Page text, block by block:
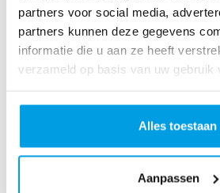
partners voor social media,
partners kunnen deze gegevens
informatie die u aan ze heeft
verzameld op basis van uw gebruik
Alles toestaan
Aanpassen
ve
Li
fe
R
n
S
n
fo